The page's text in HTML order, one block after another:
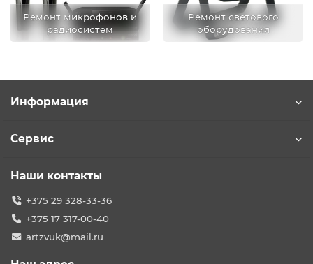
Ремонт микрофонов и
радиосистем
Ремонт светового
оборудования
Информация
Сервис
Наши контакты
+375 29 328-33-36
+375 17 317-00-40
artzvuk@mail.ru